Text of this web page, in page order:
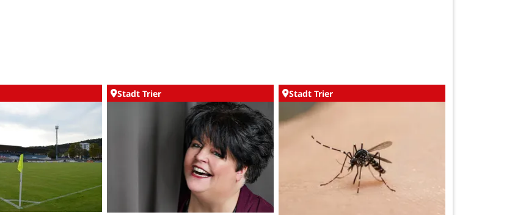
Stadt Trier Stadt Trier